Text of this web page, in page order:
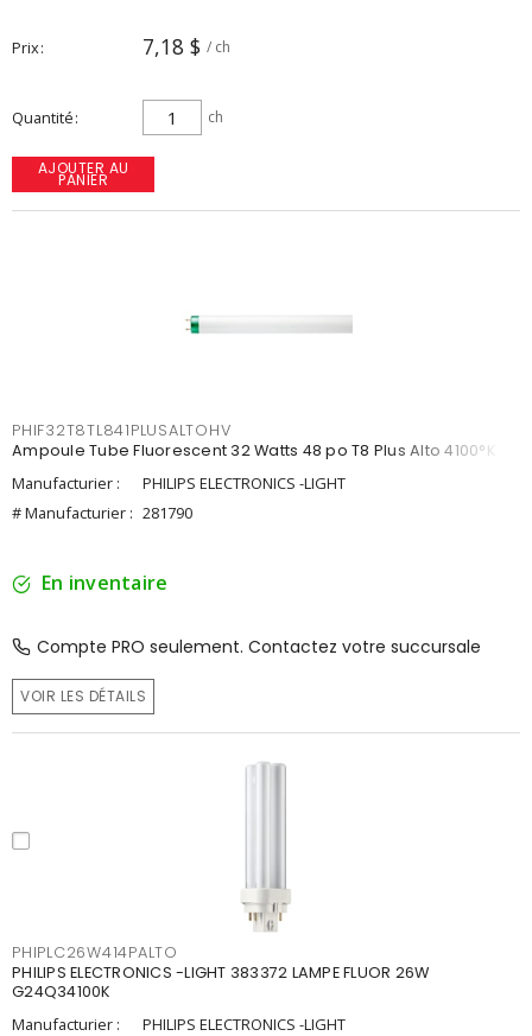
Prix 7,18 $ / ch
Quantité ch
AJOUTER AU
PANIER
PHIF32T8TL841PLUSALTOHV
Ampoule Tube Fluorescent 32 Watts 48 po T8 Plus Alto 4100°K
Manufacturier :
PHILIPS ELECTRONICS -LIGHT
# Manufacturier : 281790
En inventaire
Compte PRO seulement. Contactez votre succursale
VOIR LES DÉTAILS
PHIPLC26W414PALTO
PHILIPS ELECTRONICS -LIGHT 383372 LAMPE FLUOR 26W
G24Q34100K
Manufacturier :
PHILIPS ELECTRONICS -LIGHT